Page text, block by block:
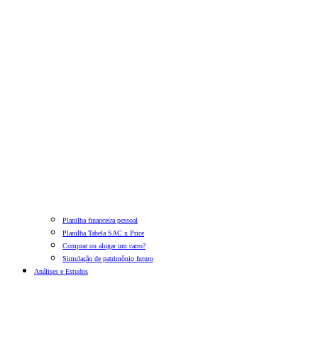
Planilha financeira pessoal
Planilha Tabela SAC x Price
Comprar ou alugar um carro?
Simulação de patrimônio futuro
Análises e Estudos